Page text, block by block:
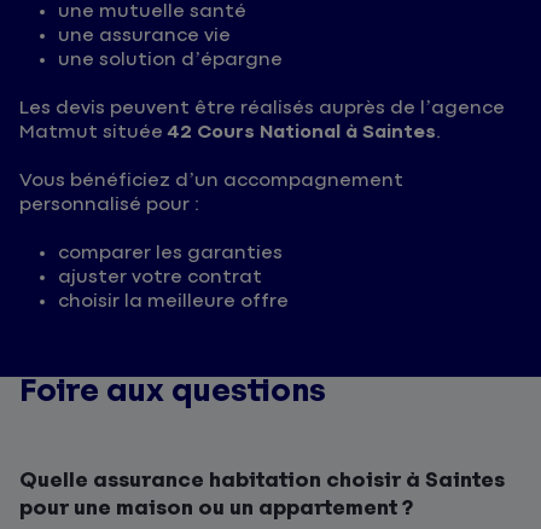
une mutuelle santé
une assurance vie
une solution d’épargne
Les devis peuvent être réalisés auprès de l’agence
Matmut située42 Cours National à Saintes.
Vous bénéficiez d’un accompagnement
personnalisé pour :
comparer les garanties
ajuster votre contrat
choisir la meilleure offre
Foire aux questions
Quelle assurance habitation choisir à Saintes
pour une maison ou un appartement ?